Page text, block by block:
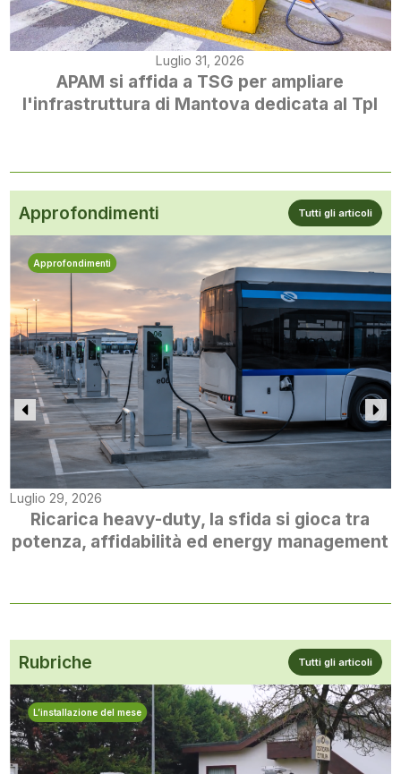
Luglio 31, 2026
APAM si affida a TSG per ampliare
l'infrastruttura di Mantova dedicata al Tpl
Approfondimenti Tutti gli articoli
Approfondimenti
Luglio 29, 2026
Ricarica heavy-duty, la sfida si gioca tra
potenza, affidabilità ed energy management
Rubriche Tutti gli articoli
L’installazione del mese